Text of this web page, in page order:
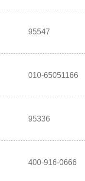
95547
010-65051166
95336
400-916-0666